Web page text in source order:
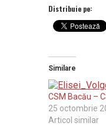
Distribuie pe:
Similare
CSM Bacău –
25 octombrie
Articol similar